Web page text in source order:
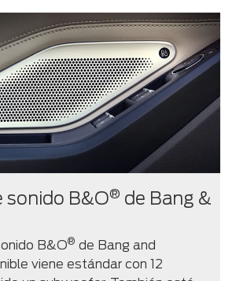
sonido B&O® de Bang &
B&O® de Bang and
viene estándar con 12